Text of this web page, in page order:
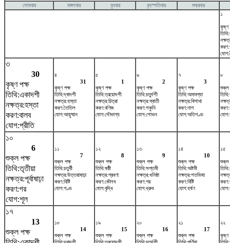
সোমবার মঙ্গলবার বুধবার বৃহস্পতিবার
শুক্রবার
১
কৃষ্ণ
৩
30
কৃষ্ণ পক্ষ
তিথি:একাদশী
নক্ষত্র:হস্তা
করণ:বালব
যোগ:প্রীতি
৪
31
কৃষ্ণ পক্ষ
তিথি:দ্বাদশী
নক্ষত্র:হস্তা
করণ:তৈতিল
যোগ:আয়ুষ্মান
৫
1
কৃষ্ণ পক্ষ
তিথি:ত্রয়োদশী
নক্ষত্র:চিত্রা
করণ:বণিজ
যোগ:সৌভাগ্য
৬
2
কৃষ্ণ পক্ষ
তিথি:চতুর্দশী
নক্ষত্র:স্বাতী
করণ:শকুনি
যোগ:শোভন
৭
3
কৃষ্ণ পক্ষ
তিথি:অমাবশ্যা
নক্ষত্র:বিশাখা
করণ:নাগ
যোগ:অতিগণ্ড
৮
শুক্ল
১০
6
শুক্ল পক্ষ
তিথি:তৃতীয়া
নক্ষত্র:পূর্বাষাঢ়া
করণ:গর
যোগ:শূল
১১
7
শুক্ল পক্ষ
তিথি:চতুর্থী
নক্ষত্র:উত্তরাষাঢ়া
করণ:বিষ্টি
যোগ:গণ্ড
১২
8
শুক্ল পক্ষ
তিথি:ষষ্ঠী
নক্ষত্র:শ্রবণা
করণ:কৌলব
যোগ:বৃদ্ধি
১৩
9
শুক্ল পক্ষ
তিথি:সপ্তমী
নক্ষত্র:ধনিষ্ঠা
করণ:গর
যোগ:ধ্রুব
১৪
10
শুক্ল পক্ষ
তিথি:অষ্টমী
নক্ষত্র:শতভিষ‌া
করণ:বিষ্টি
যোগ:হর্ষণ
১৫
শুক্ল
১৭
13
শুক্ল পক্ষ
১৮
14
শুক্ল পক্ষ
১৯
15
শুক্ল পক্ষ
২০
16
শুক্ল পক্ষ
২১
17
শুক্ল পক্ষ
২২
কৃষ্ণ